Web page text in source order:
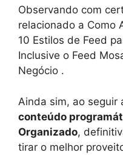
Observando com
relacionado a Como
10 Estilos de Feed
Inclusive o Feed
Negócio .
Ainda sim, ao seguir
conteúdo
Organizado,
tirar o melhor